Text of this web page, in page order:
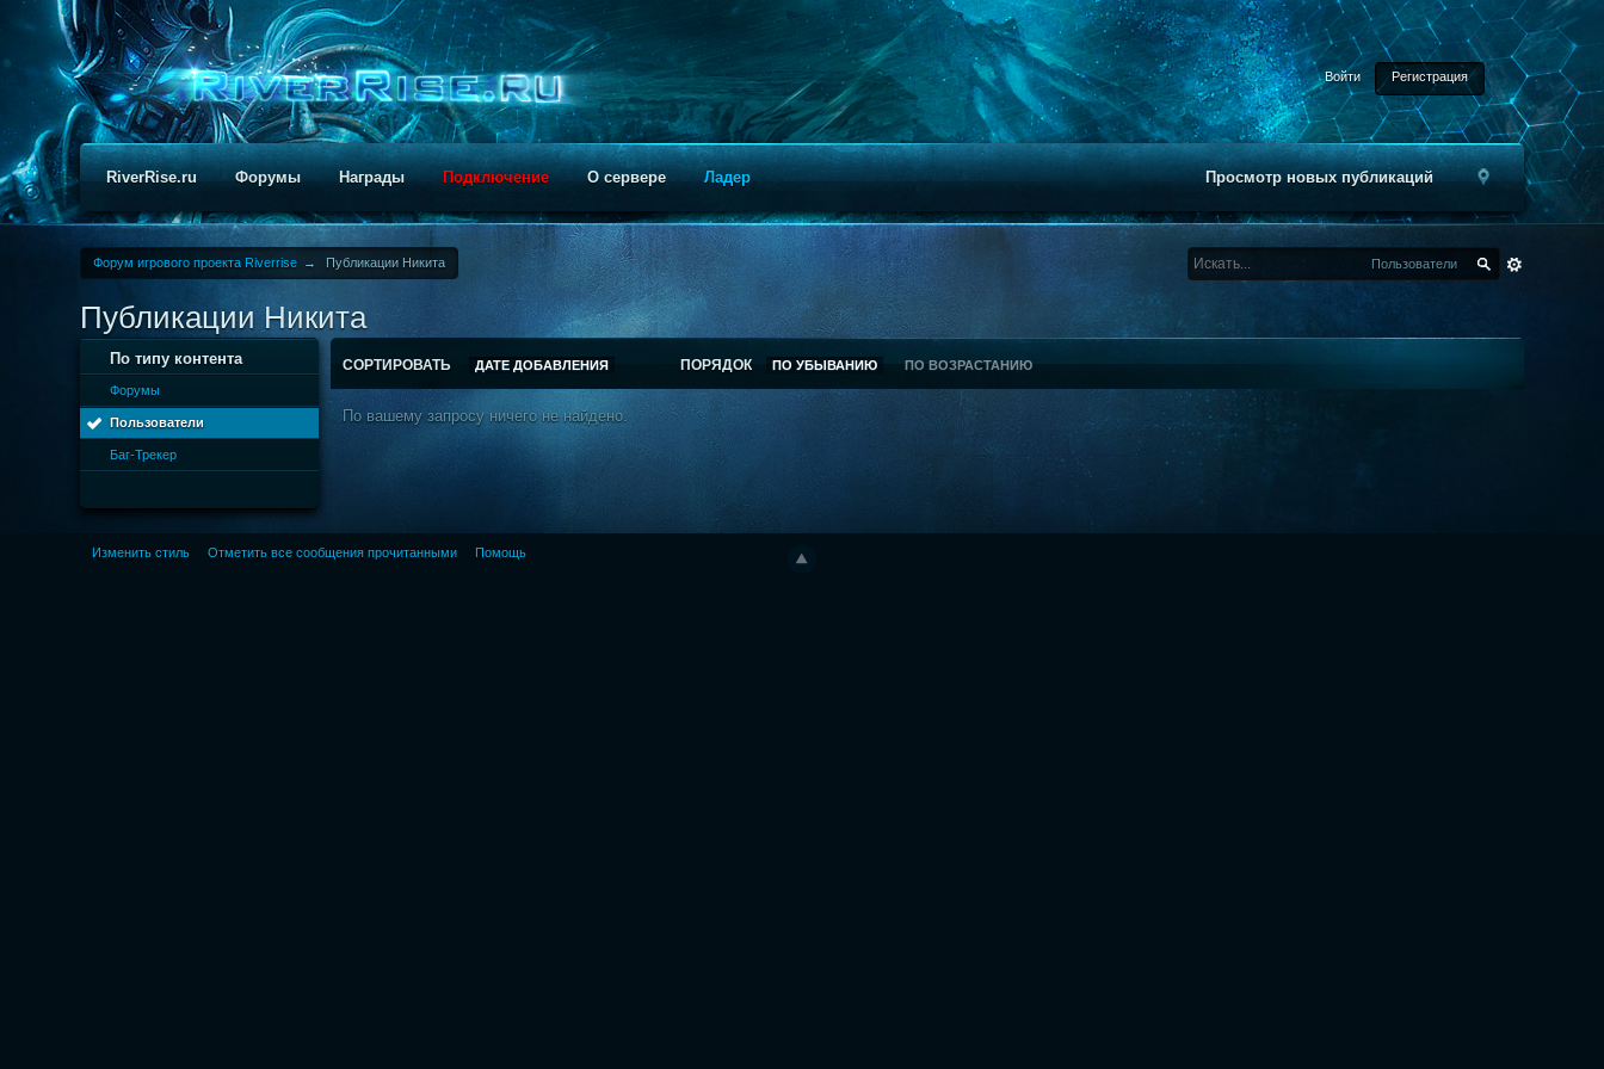
Войти Регистрация
Просмотр новых публикаций
RiverRise.ru Форумы Награды Подключение О сервере Ладер
Форум игрового проекта Riverrise → Публикации Никита Пользователи
Публикации Никита
По типу контента
Форумы
Пользователи
Баг-Трекер
СОРТИРОВАТЬ ДАТЕ ДОБАВЛЕНИЯ ПОРЯДОК ПО УБЫВАНИЮ ПО ВОЗРАСТАНИЮ
По вашему запросу ничего не найдено.
Изменить стиль Отметить все сообщения прочитанными Помощь